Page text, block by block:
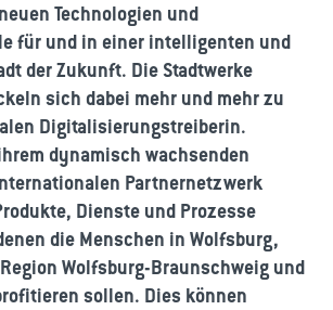
Technologien und
für und in einer intelligenten und
der Zukunft. Die Stadtwerke
sich dabei mehr und mehr zu
Digitalisierungstreiberin.
dynamisch wachsenden
Partnernetzwerk
Dienste und Prozesse
die Menschen in Wolfsburg,
Wolfsburg-Braunschweig und
sollen. Dies können